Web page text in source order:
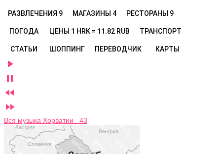
РАЗВЛЕЧЕНИЯ 9 МАГАЗИНЫ 4 РЕСТОРАНЫ 9
ПОГОДА ЦЕНЫ 1 HRK = 11.82 RUB ТРАНСПОРТ
СТАТЬИ ШОППИНГ ПЕРЕВОДЧИК КАРТЫ




Вся музыка Хорватии 43